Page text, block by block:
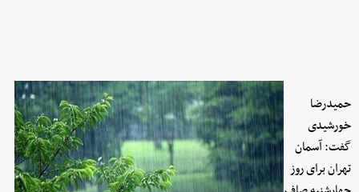
حمیدرضا
خورشیدی
گفت: آسمان
تهران برای روز